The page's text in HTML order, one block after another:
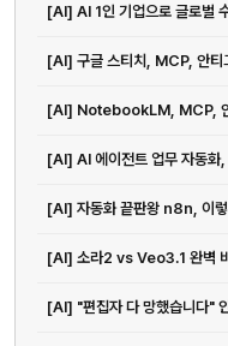
[AI] AI 1인 기업으로 글로벌
[AI] 구글 스티치, MCP, 안티
[AI] NotebookLM, MCP, 안
[AI] 자동화 끝판왕 n8n, 이
[AI] 소라2 vs Veo3.1 완벽
[AI] "편집자 다 망했습니다"